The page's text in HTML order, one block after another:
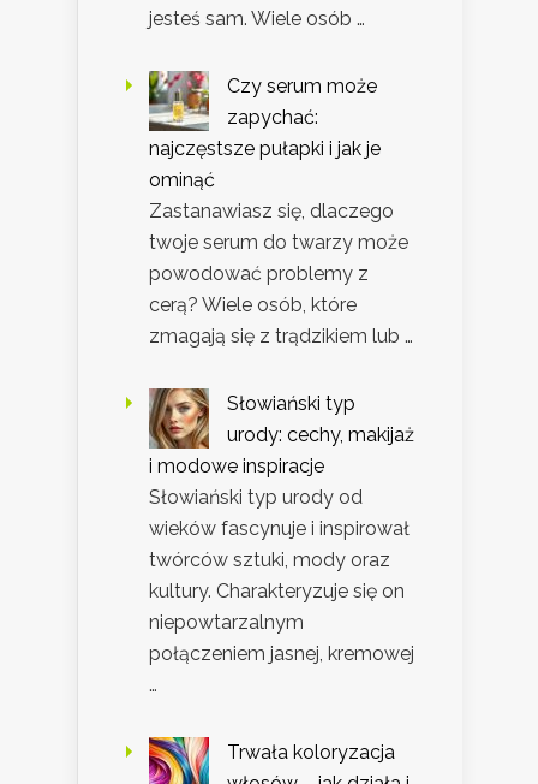
jesteś sam. Wiele osób …
Czy serum może
zapychać:
najczęstsze pułapki i jak je
ominąć
Zastanawiasz się, dlaczego
twoje serum do twarzy może
powodować problemy z
cerą? Wiele osób, które
zmagają się z trądzikiem lub …
Słowiański typ
urody: cechy, makijaż
i modowe inspiracje
Słowiański typ urody od
wieków fascynuje i inspirował
twórców sztuki, mody oraz
kultury. Charakteryzuje się on
niepowtarzalnym
połączeniem jasnej, kremowej
…
Trwała koloryzacja